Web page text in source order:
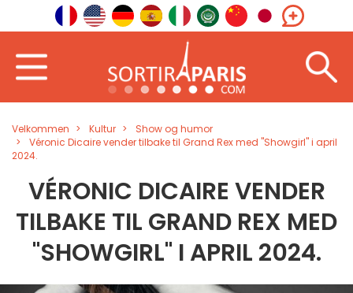
Velkommen Kultur
Show og humor
Véronic Dicaire vender tilbake til Grand Rex med "Showgirl" i april
2024.
VÉRONIC DICAIRE VENDER
TILBAKE TIL GRAND REX MED
"SHOWGIRL" I APRIL 2024.